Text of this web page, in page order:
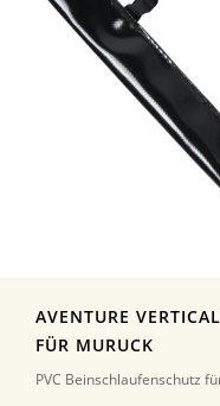
AVENTURE
FÜR MURUCK
PVC Beinschlaufenschutz